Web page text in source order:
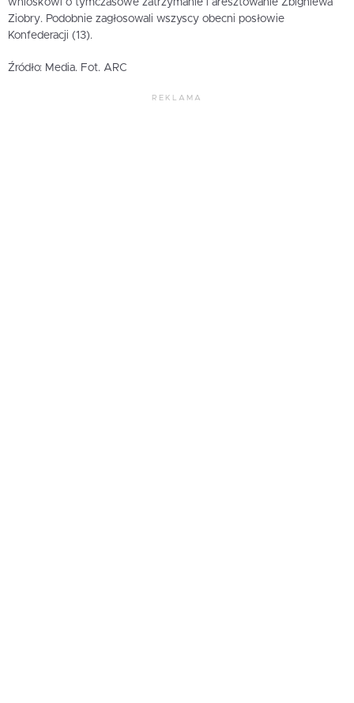
Ziobry. Podobnie zagłosowali wszyscy obecni posłowie
Konfederacji (13).
Źródło: Media. Fot. ARC
REKLAMA